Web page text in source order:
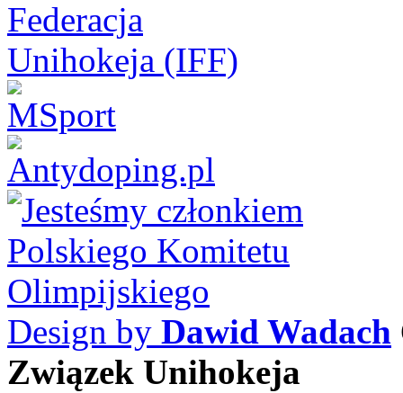
Design by Dawid Wadach
Związek Unihokeja